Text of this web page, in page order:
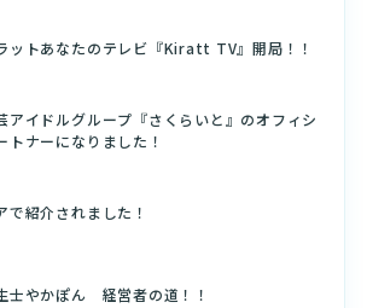
ットあなたのテレビ『Kiratt TV』開局！！
アイドルグループ『さくらいと』のオフィシ
トナーになりました！
で紹介されました！
士やかぽん 経営者の道！！